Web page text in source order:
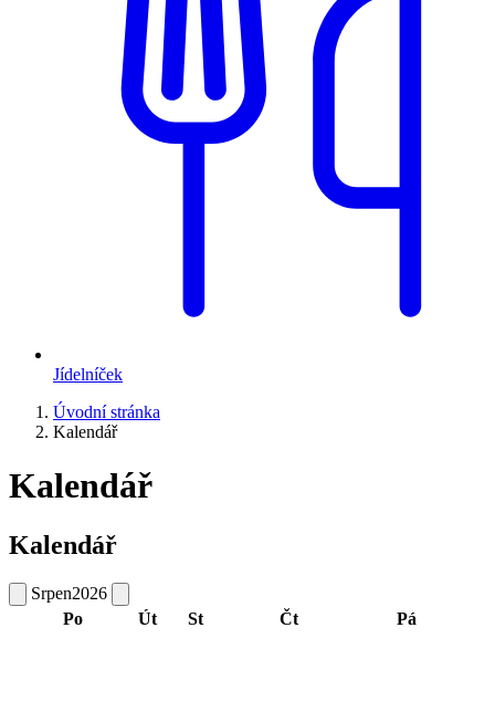
Jídelníček
Úvodní stránka
Kalendář
Kalendář
Kalendář
Srpen2026
Po
Út St Čt Pá